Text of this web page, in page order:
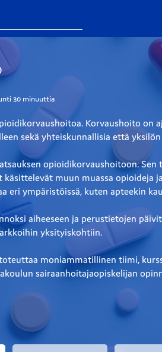
30 minuuttia
Korvaushoito on
sekä yhteiskunnallisia että
opioidikorvaushoitoon.
käsittelevät muun muassa
eri ympäristöissä, kuten apteekin
aiheeseen ja perustietojen
yksityiskohtiin.
moniammatillinen tiimi,
sairaanhoitajaopiskelijan